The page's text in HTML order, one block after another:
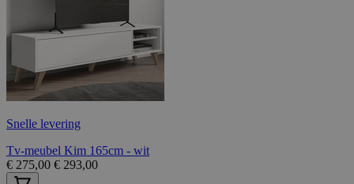
Snelle levering
Tv-meubel Kim 165cm - wit
€ 275,00 € 293,00